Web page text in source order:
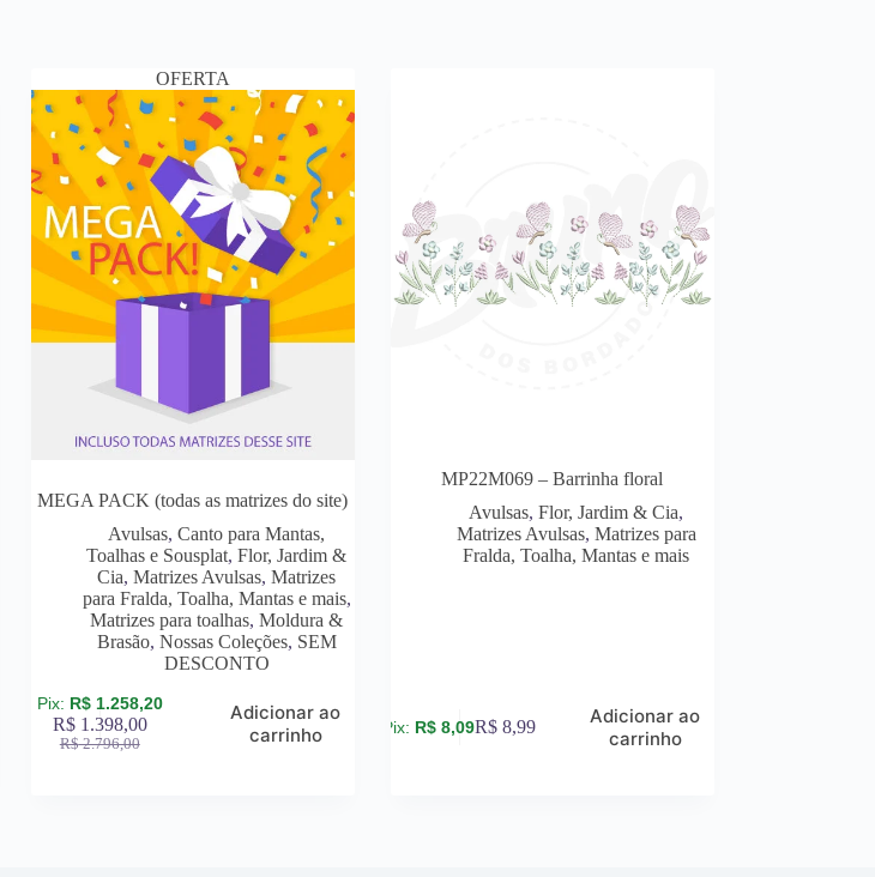
OFERTA
MEGA PACK (todas as matrizes do site)
Avulsas,Canto para Mantas,
Toalhas e Sousplat,Flor, Jardim &
Cia,Matrizes Avulsas,Matrizes
para Fralda, Toalha, Mantas e mais,
Matrizes para toalhas,Moldura &
Brasão, Nossas Coleções, SEM
DESCONTO
R$1.258,20
R$2.796,00
R$1.398,00
Adicionar ao
carrinho
MP22M069 – Barrinha floral
Avulsas,Flor, Jardim & Cia,
Matrizes Avulsas, Matrizes para
Fralda, Toalha, Mantas e mais
R$ 8,09R$ 8,99
Adicionar ao
carrinho